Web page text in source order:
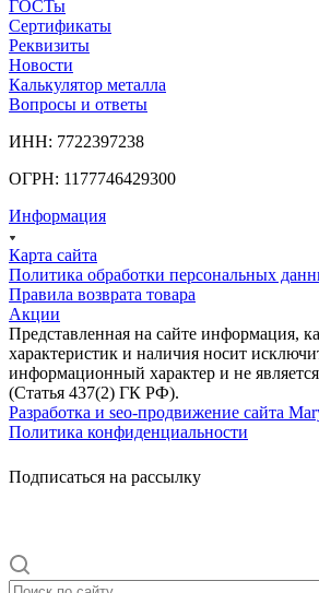
ГОСТы
Сертификаты
Реквизиты
Новости
Калькулятор металла
Вопросы и ответы
ИНН: 7722397238
ОГРН: 1177746429300
Информация
Карта сайта
Политика обработки персональных
Правила возврата товара
Акции
Представленная на сайте информация,
характеристик и наличия носит
информационный характер и не
(Статья 437(2) ГК РФ).
Разработка и seo-продвижение сайта
Политика конфиденциальности
Подписаться на рассылку